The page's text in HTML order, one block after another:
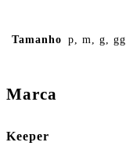
Tamanho p, m, g, gg
Marca
Keeper